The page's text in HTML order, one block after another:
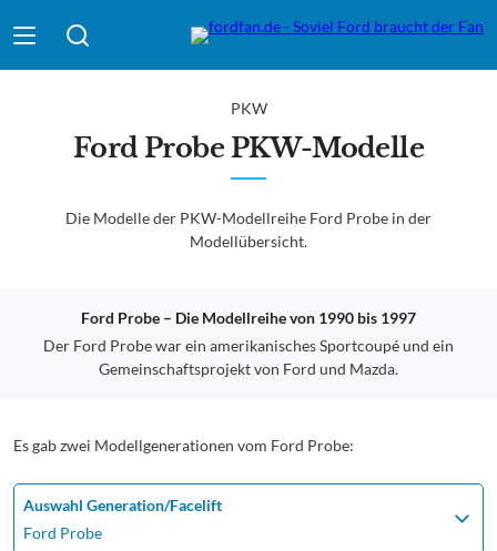
Suche absenden
Ford Probe PKW-Modelle
PKW
Die Modelle der PKW-Modellreihe Ford Probe in der
Modellübersicht.
Ford Probe – Die Modellreihe von 1990 bis 1997
Der Ford Probe war ein amerikanisches Sportcoupé und ein
Gemeinschaftsprojekt von Ford und Mazda.
Es gab zwei Modellgenerationen vom Ford Probe:
Auswahl Generation/Facelift
Ford Probe